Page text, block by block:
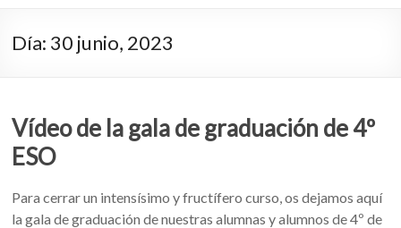
Día: 30 junio, 2023
Vídeo de la gala de graduación de 4º
ESO
Para cerrar un intensísimo y fructífero curso, os dejamos aquí
la gala de graduación de nuestras alumnas y alumnos de 4º de